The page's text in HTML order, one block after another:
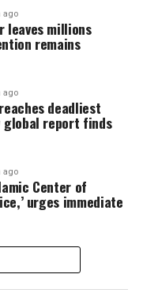
ago
leaves millions
remains
ago
deadliest
global report finds
ago
Center of
urges immediate